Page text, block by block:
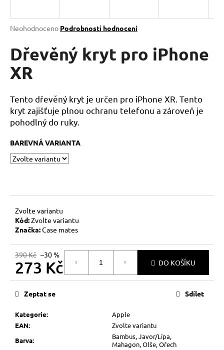
Průměrné
produktu
0,0
z
hvězdiček.
Neohodnoceno Podrobnosti hodnocení
Dřevěný kryt pro iPhone
XR
Tento dřevěný kryt je určen pro iPhone XR. Tento
kryt zajišťuje plnou ochranu telefonu a zároveň je
pohodlný do ruky.
BAREVNÁ VARIANTA
Zvolte variantu
Kód:Zvolte variantu
Značka:Case mates
390 Kč –30 %
273 Kč
Měrná
DO KOŠÍKU
Kategorie:
Apple
EAN:
Zvolte variantu
Barva:
Bambus, Javor/Lípa,
Mahagon, Olše, Ořech
Zeptat se Sdílet
j
t
?
HLEDAT
D
o
u
u
j
e
m
e